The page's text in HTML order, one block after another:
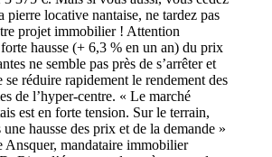
pierre locative nantaise, ne tardez pas
projet immobilier ! Attention
hausse (+ 6,3 % en un an) du prix
ne semble pas près de s’arrêter et
réduire rapidement le rendement des
de l’hyper-centre. « Le marché
est en forte tension. Sur le terrain,
hausse des prix et de la demande »
Ansquer, mandataire immobilier